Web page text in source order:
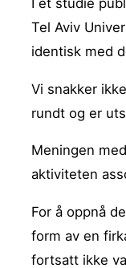
Tel Aviv
identisk med
Vi snakker
rundt og er
Meningen
aktiviteten
For å oppnå
form av en
fortsatt ikke